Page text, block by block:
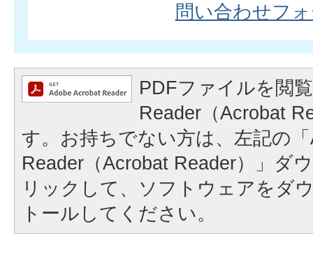
問い合わせフ
PDFファイルを閲
Reader（Acrobat
す。お持ちでない方は、左記の
Reader（Acrobat Reader）」ダ
リックして、ソフトウェアをダ
トールしてください。